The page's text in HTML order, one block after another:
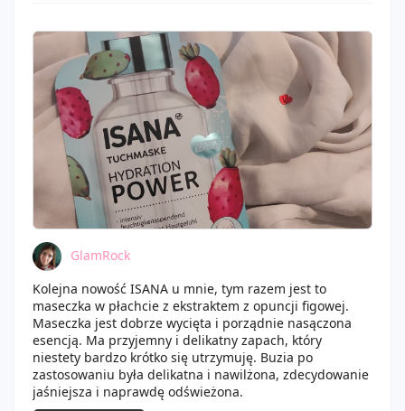
GlamRock
Kolejna nowość ISANA u mnie, tym razem jest to
maseczka w płachcie z ekstraktem z opuncji figowej.
Maseczka jest dobrze wycięta i porządnie nasączona
esencją. Ma przyjemny i delikatny zapach, który
niestety bardzo krótko się utrzymuję. Buzia po
zastosowaniu była delikatna i nawilżona, zdecydowanie
jaśniejsza i naprawdę odświeżona.